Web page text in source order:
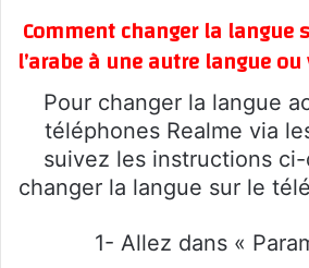
Comment changer la langue
l’arabe à une autre langue ou
Pour changer la langue
téléphones Realme via
suivez les instructions
changer la langue sur le
1- Allez dans «